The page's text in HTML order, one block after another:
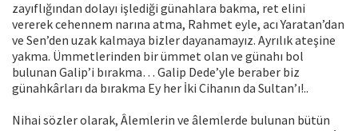
zayıflığından dolayı işlediği günahlara bakma, ret elini
vererek cehennem narına atma, Rahmet eyle, acı Yaratan’dan
ve Sen’den uzak kalmaya bizler dayanamayız. Ayrılık ateşine
yakma. Ümmetlerinden bir ümmet olan ve günahı bol
bulunan Galip’i bırakma… Galip Dede’yle beraber biz
günahkârları da bırakma Ey her İki Cihanın da Sultan’ı!..
Nihai sözler olarak, Âlemlerin ve âlemlerde bulunan bütün